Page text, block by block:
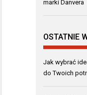
marki Danvera
OSTATNIE
Jak wybrać
do Twoich